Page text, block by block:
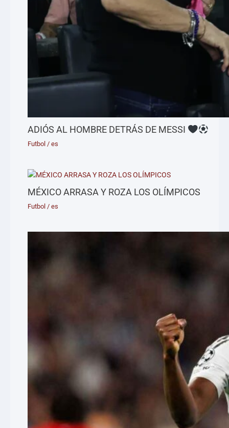
ADIÓS AL HOMBRE DETRÁS DE MESSI
Futbol /es
MÉXICO ARRASA Y ROZA LOS OLÍMPICOS
Futbol /es